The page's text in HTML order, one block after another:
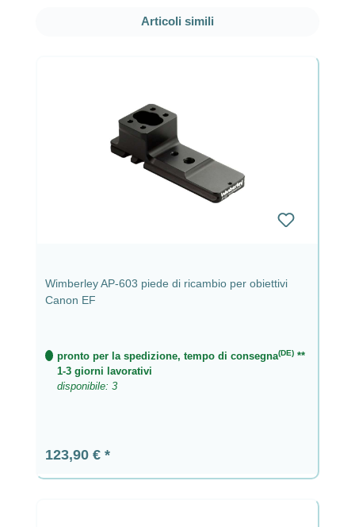
Salta la galleria dei prodotti
Articoli simili
Wimberley AP-603 piede di ricambio per obiettivi
Canon EF
pronto per la spedizione, tempo di consegna(DE) **
1-3 giorni lavorativi
disponibile: 3
Prezzo normale:
123,90 €